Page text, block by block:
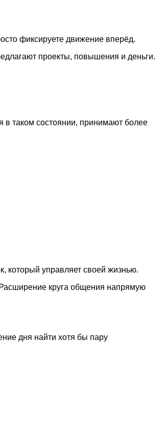
фиксируете движение вперёд.
проекты, повышения и деньги.
в таком состоянии, принимают более
который управляет своей жизнью.
круга общения напрямую
дня найти хотя бы пару